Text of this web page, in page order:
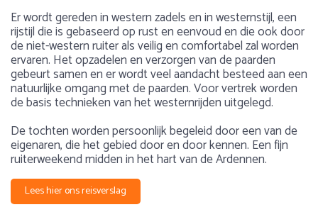
Er wordt gereden in western zadels en in westernstijl, een
rijstijl die is gebaseerd op rust en eenvoud en die ook door
de niet-western ruiter als veilig en comfortabel zal worden
ervaren. Het opzadelen en verzorgen van de paarden
gebeurt samen en er wordt veel aandacht besteed aan een
natuurlijke omgang met de paarden. Voor vertrek worden
de basis technieken van het westernrijden uitgelegd.
De tochten worden persoonlijk begeleid door een van de
eigenaren, die het gebied door en door kennen. Een fijn
ruiterweekend midden in het hart van de Ardennen.
Lees hier ons reisverslag